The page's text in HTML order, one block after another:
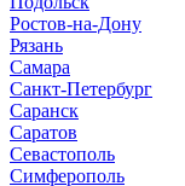
Ростов-на-Дону
Рязань
Самара
Санкт-Петербург
Саранск
Саратов
Севастополь
Симферополь